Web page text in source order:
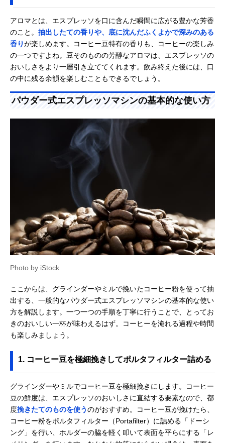
アロマとは、エスプレッソを口に含んだ瞬間に広がる豊かな芳香
のこと。 抽出したての香りや、底に沈んだふくよかで深みのある
香りが楽しめます。コーヒー豆特有の香りも、コーヒーの楽しみ
の一つですよね。豆そのものの芳醇なアロマは、エスプレッソの
おいしさをより一層引き立ててくれます。飲み終えた後には、口
の中に残る余韻を楽しむこともできるでしょう。
パウダー式エスプレッソマシンの基本的な使い方
Photo by iStock
ここからは、グラインダーやミルで挽いたコーヒー粉を使って抽
出する、一般的なパウダー式エスプレッソマシンの基本的な使い
方を解説します。一つ一つの手順を丁寧に行うことで、とってお
きのおいしい一杯が味わえるはず。コーヒーを淹れる過程や時間
も楽しみましょう。
1. コーヒー豆を極細挽きしてポルタフィルター詰める
グラインダーやミルでコーヒー豆を極細挽きにします。コーヒー
豆の鮮度は、エスプレッソのおいしさに直結する要素なので、都
度挽きたてのものを使うのがおすすめ。コーヒー豆が挽けたら、
コーヒー粉をポルタフィルター（Portafilter）に詰める「ドーシ
ング」を行い、ホルダーの脇を軽く叩いて表面を平らにする「レ